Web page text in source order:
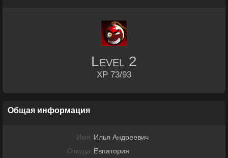
Level 2
XP 73/93
Общая информация
Имя Илья Андреевич
Откуда Евпатория